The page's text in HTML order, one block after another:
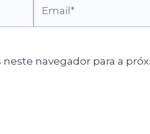
neste navegador para a